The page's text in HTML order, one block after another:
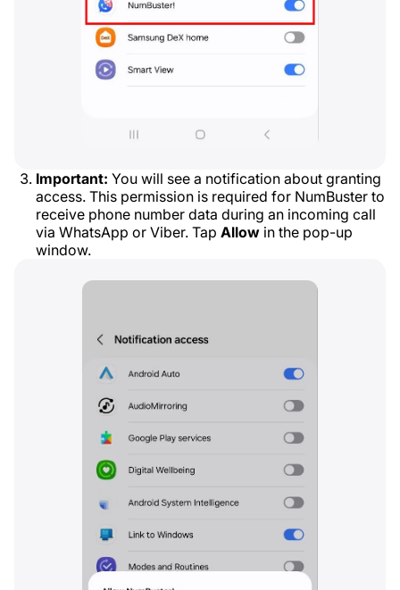
Important: You will see a notification about granting
access. This permission is required for NumBuster to
receive phone number data during an incoming call
via WhatsApp or Viber. Tap Allow in the pop-up
window.